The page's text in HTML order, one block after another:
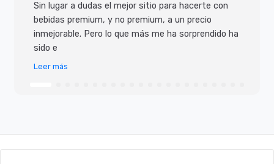
Sin lugar a dudas el mejor sitio para hacerte con
bebidas premium, y no premium, a un precio
inmejorable. Pero lo que más me ha sorprendido ha
sido e
Leer más